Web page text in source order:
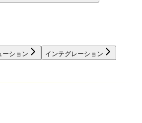
ーション
インテグレーション